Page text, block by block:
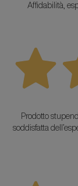
Affidabilità,
Prodotto
soddisfatta